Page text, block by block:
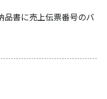
品書に売上伝票番号のバ